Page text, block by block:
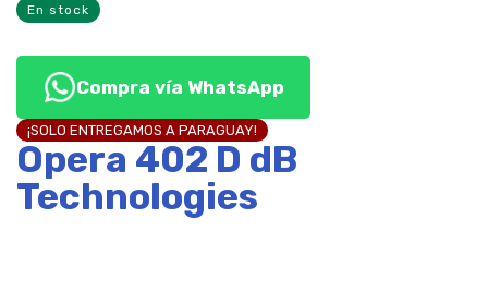
En stock
Compra vía WhatsApp
¡SOLO ENTREGAMOS A PARAGUAY!
Opera 402 D dB
Technologies